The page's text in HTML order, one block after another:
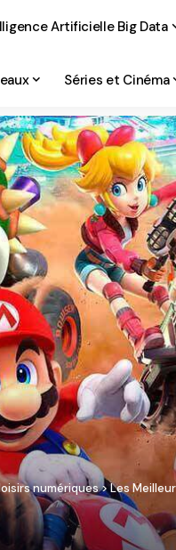
Artificielle Big Data
Séries et Cinéma
numériques>Les